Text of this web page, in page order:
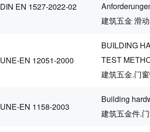
DIN EN 1527-2022-02
建筑五金 滑
UNE-EN 12051-2000
BUILDING
TEST
建筑五金.门
UNE-EN 1158-2003
Building
建筑五金件.